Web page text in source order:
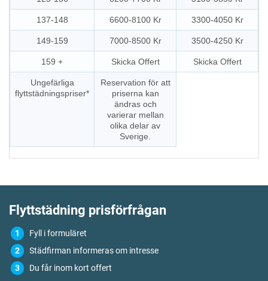
137-148 6600-8100 Kr 3300-4050 Kr
149-159 7000-8500 Kr 3500-4250 Kr
159 + Skicka Offert Skicka Offert
Ungefärliga
flyttstädningspriser*
Reservation för att
priserna kan
ändras och
varierar mellan
olika delar av
Sverige.
Flyttstädning prisförfrågan
Fyll i formuläret
Städfirman informeras om intresse
Du får inom kort offert